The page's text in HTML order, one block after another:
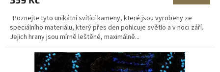
Poznejte tyto unikátní svítící kameny, které jsou vyrobeny ze
speciálního materiálu, který přes den pohlcuje světlo a v noci září.
Jejich hrany jsou mírně leštěné, maximálně...